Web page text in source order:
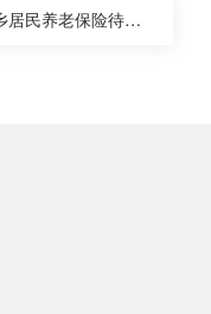
城乡居民养老保险待遇申领